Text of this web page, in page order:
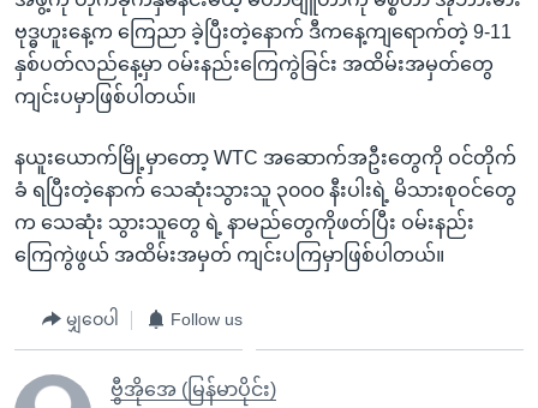
ဗုဒ္ဓဟူးနေ့က ကြေညာ ခဲ့ပြီးတဲ့နောက် ဒီကနေ့ကျရောက်တဲ့ 9-11
နှစ်ပတ်လည်နေ့မှာ ဝမ်းနည်းကြေကွဲခြင်း အထိမ်းအမှတ်တွေ
ကျင်းပမှာဖြစ်ပါတယ်။
နယူးယောက်မြို့မှာတော့ WTC အဆောက်အဦးတွေကို ဝင်တိုက်
ခံ ရပြီးတဲ့နောက် သေဆုံးသွားသူ ၃၀၀၀ နီးပါးရဲ့ မိသားစုဝင်တွေ
က သေဆုံး သွားသူတွေ ရဲ့ နာမည်တွေကိုဖတ်ပြီး ဝမ်းနည်း
ကြေကွဲဖွယ် အထိမ်းအမှတ် ကျင်းပကြမှာဖြစ်ပါတယ်။
မျှဝေပါ Follow us
ဗွီအိုအေ (မြန်မာပိုင်း)